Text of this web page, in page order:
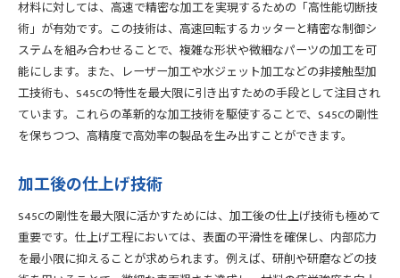
材料に対しては、高速で精密な加工を実現するための「高性能切断技
術」が有効です。この技術は、高速回転するカッターと精密な制御シ
ステムを組み合わせることで、複雑な形状や微細なパーツの加工を可
能にします。また、レーザー加工や水ジェット加工などの非接触型加
工技術も、S45Cの特性を最大限に引き出すための手段として注目され
ています。これらの革新的な加工技術を駆使することで、S45Cの剛性
を保ちつつ、高精度で高効率の製品を生み出すことができます。
加工後の仕上げ技術
S45Cの剛性を最大限に活かすためには、加工後の仕上げ技術も極めて
重要です。仕上げ工程においては、表面の平滑性を確保し、内部応力
を最小限に抑えることが求められます。例えば、研削や研磨などの技